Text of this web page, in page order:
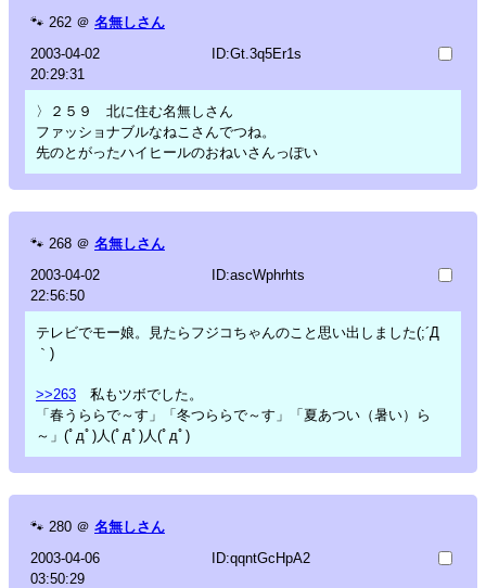
🐾 262 ＠ 名無しさん
2003-04-02
20:29:31
ID:Gt.3q5Er1s
〉２５９ 北に住む名無しさん
ファッショナブルなねこさんでつね。
先のとがったハイヒールのおねいさんっぽい
🐾 268 ＠ 名無しさん
2003-04-02
22:56:50
ID:ascWphrhts
テレビでモー娘。見たらフジコちゃんのこと思い出しました(;´Д
｀)
>>263 私もツボでした。
「春うららで～す」「冬つららで～す」「夏あつい（暑い）ら
～」(ﾟдﾟ)人(ﾟдﾟ)人(ﾟдﾟ)
🐾 280 ＠ 名無しさん
2003-04-06
03:50:29
ID:qqntGcHpA2